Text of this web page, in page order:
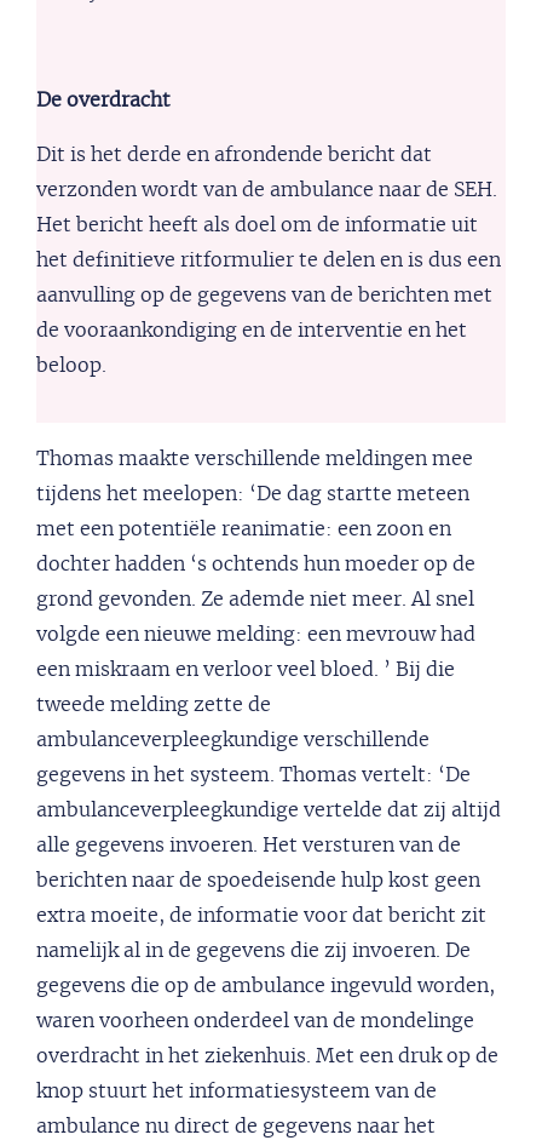
De overdracht
Dit is het derde en afrondende bericht dat
verzonden wordt van de ambulance naar de SEH.
Het bericht heeft als doel om de informatie uit
het definitieve ritformulier te delen en is dus een
aanvulling op de gegevens van de berichten met
de vooraankondiging en de interventie en het
beloop.
Thomas maakte verschillende meldingen mee
tijdens het meelopen: ‘De dag startte meteen
met een potentiële reanimatie: een zoon en
dochter hadden ‘s ochtends hun moeder op de
grond gevonden. Ze ademde niet meer. Al snel
volgde een nieuwe melding: een mevrouw had
een miskraam en verloor veel bloed. ’ Bij die
tweede melding zette de
ambulanceverpleegkundige verschillende
gegevens in het systeem. Thomas vertelt: ‘De
ambulanceverpleegkundige vertelde dat zij altijd
alle gegevens invoeren. Het versturen van de
berichten naar de spoedeisende hulp kost geen
extra moeite, de informatie voor dat bericht zit
namelijk al in de gegevens die zij invoeren. De
gegevens die op de ambulance ingevuld worden,
waren voorheen onderdeel van de mondelinge
overdracht in het ziekenhuis. Met een druk op de
knop stuurt het informatiesysteem van de
ambulance nu direct de gegevens naar het